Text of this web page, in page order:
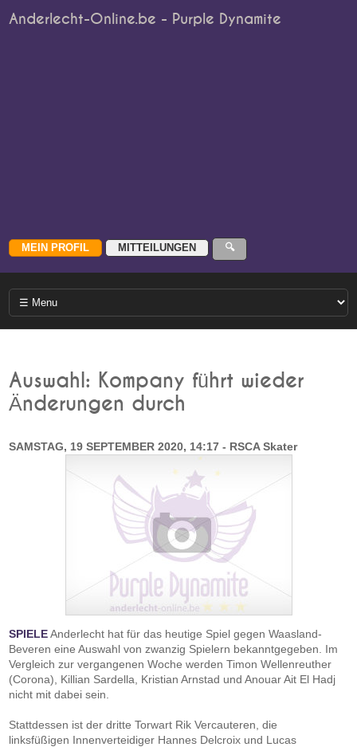
Anderlecht-Online.be - Purple Dynamite
Auswahl: Kompany führt wieder
Änderungen durch
SAMSTAG, 19 SEPTEMBER 2020, 14:17 - RSCA Skater
SPIELEAnderlecht hat für das heutige Spiel gegen Waasland-
Beveren eine Auswahl von zwanzig Spielern bekanntgegeben. Im
Vergleich zur vergangenen Woche werden Timon Wellenreuther
(Corona), Killian Sardella, Kristian Arnstad und Anouar Ait El Hadj
nicht mit dabei sein.
Stattdessen ist der dritte Torwart Rik Vercauteren, die
linksfüßigen Innenverteidiger Hannes Delcroix und Lucas